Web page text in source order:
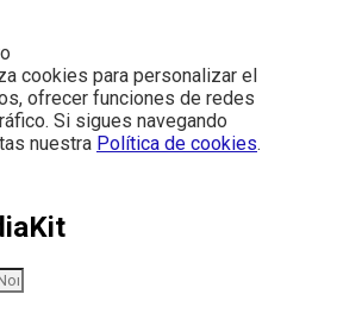
cookies para personalizar el
ofrecer funciones de redes
Si sigues navegando
nuestra Política de cookies.